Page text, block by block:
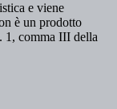
e viene
è un prodotto
1, comma III della